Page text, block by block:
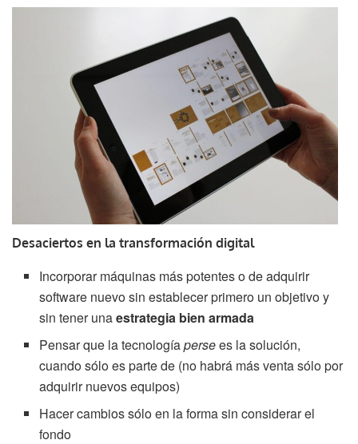
Desaciertos en la transformación digital
Incorporar máquinas más potentes o de adquirir
software nuevo sin establecer primero un objetivo y
sin tener unaestrategia bien armada
Pensar que la tecnologíapersees la solución,
cuando sólo es parte de (no habrá más venta sólo por
adquirir nuevos equipos)
Hacer cambios sólo en la forma sin considerar el
fondo